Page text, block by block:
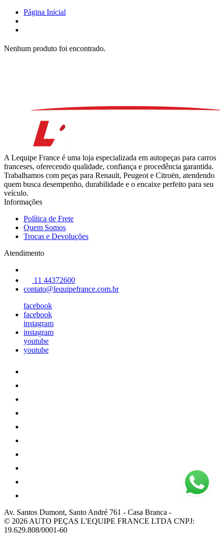
Página Inicial
Nenhum produto foi encontrado.
A Lequipe France é uma loja especializada em autopeças para carros
franceses, oferecendo qualidade, confiança e procedência garantida.
Trabalhamos com peças para Renault, Peugeot e Citroën, atendendo
quem busca desempenho, durabilidade e o encaixe perfeito para seu
veículo.
Informações
Política de Frete
Quem Somos
Trocas e Devoluções
Atendimento
11 44372600
contato@lequipefrance.com.br
facebook
facebook
instagram
instagram
youtube
youtube
Av. Santos Dumont, Santo André 761 - Casa Branca -
© 2026 AUTO PEÇAS L'EQUIPE FRANCE LTDA CNPJ:
19.629.808/0001-60